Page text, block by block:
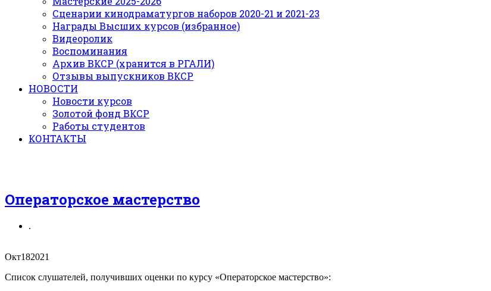
Сценарии кинодраматургов наборов 2020-21 и 2021-23
Награды Высших курсов (избранное)
Видеоролик
Воспоминания
Архив ВКСР (хранится в РГАЛИ)
Отзывы выпускников ВКСР
НОВОСТИ
Новости курсов
Золотой фонд ВКСР
Работы студентов
КОНТАКТЫ
Операторское мастерство
.
Окт182021
Список слушателей, получивших оценки по курсу «Операторское мастерство»: